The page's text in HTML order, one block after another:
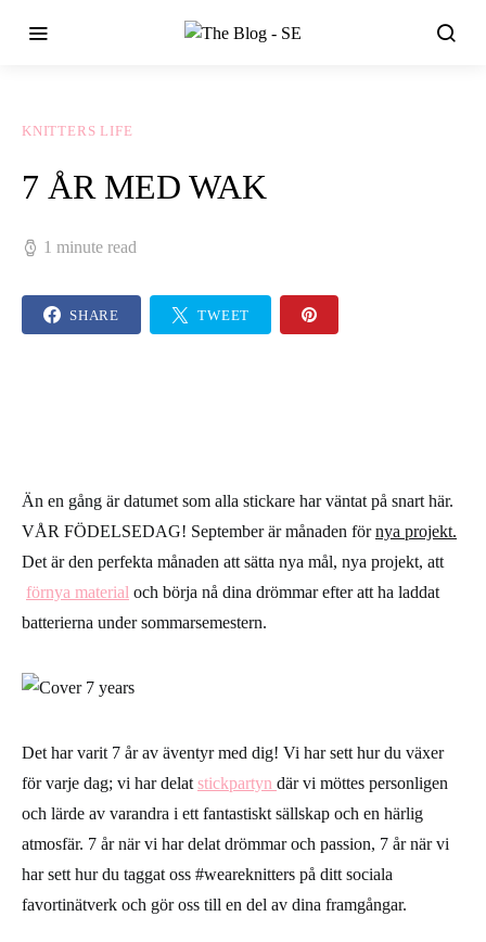
KNITTERS LIFE
7 ÅR MED WAK
1 minute read
SHARE TWEET
Än en gång är datumet som alla stickare har väntat på snart här.
VÅR FÖDELSEDAG! Septemberär månaden förnya projekt.
Det är den perfekta månaden att sätta nya mål, nya projekt, att
förnya material och börja nå dina drömmar efter att ha laddat
batterierna under sommarsemestern.
Det har varit 7 år av äventyr med dig! Vi har sett hur du växer
för varje dag; vi har delatstickpartyn där vi möttes personligen
och lärde av varandra i ett fantastiskt sällskap och en härlig
atmosfär. 7 år när vi har delat drömmar och passion, 7 år när vi
har sett hur du taggat oss #weareknitters på ditt sociala
favortinätverk och gör oss till en del av dina framgångar.